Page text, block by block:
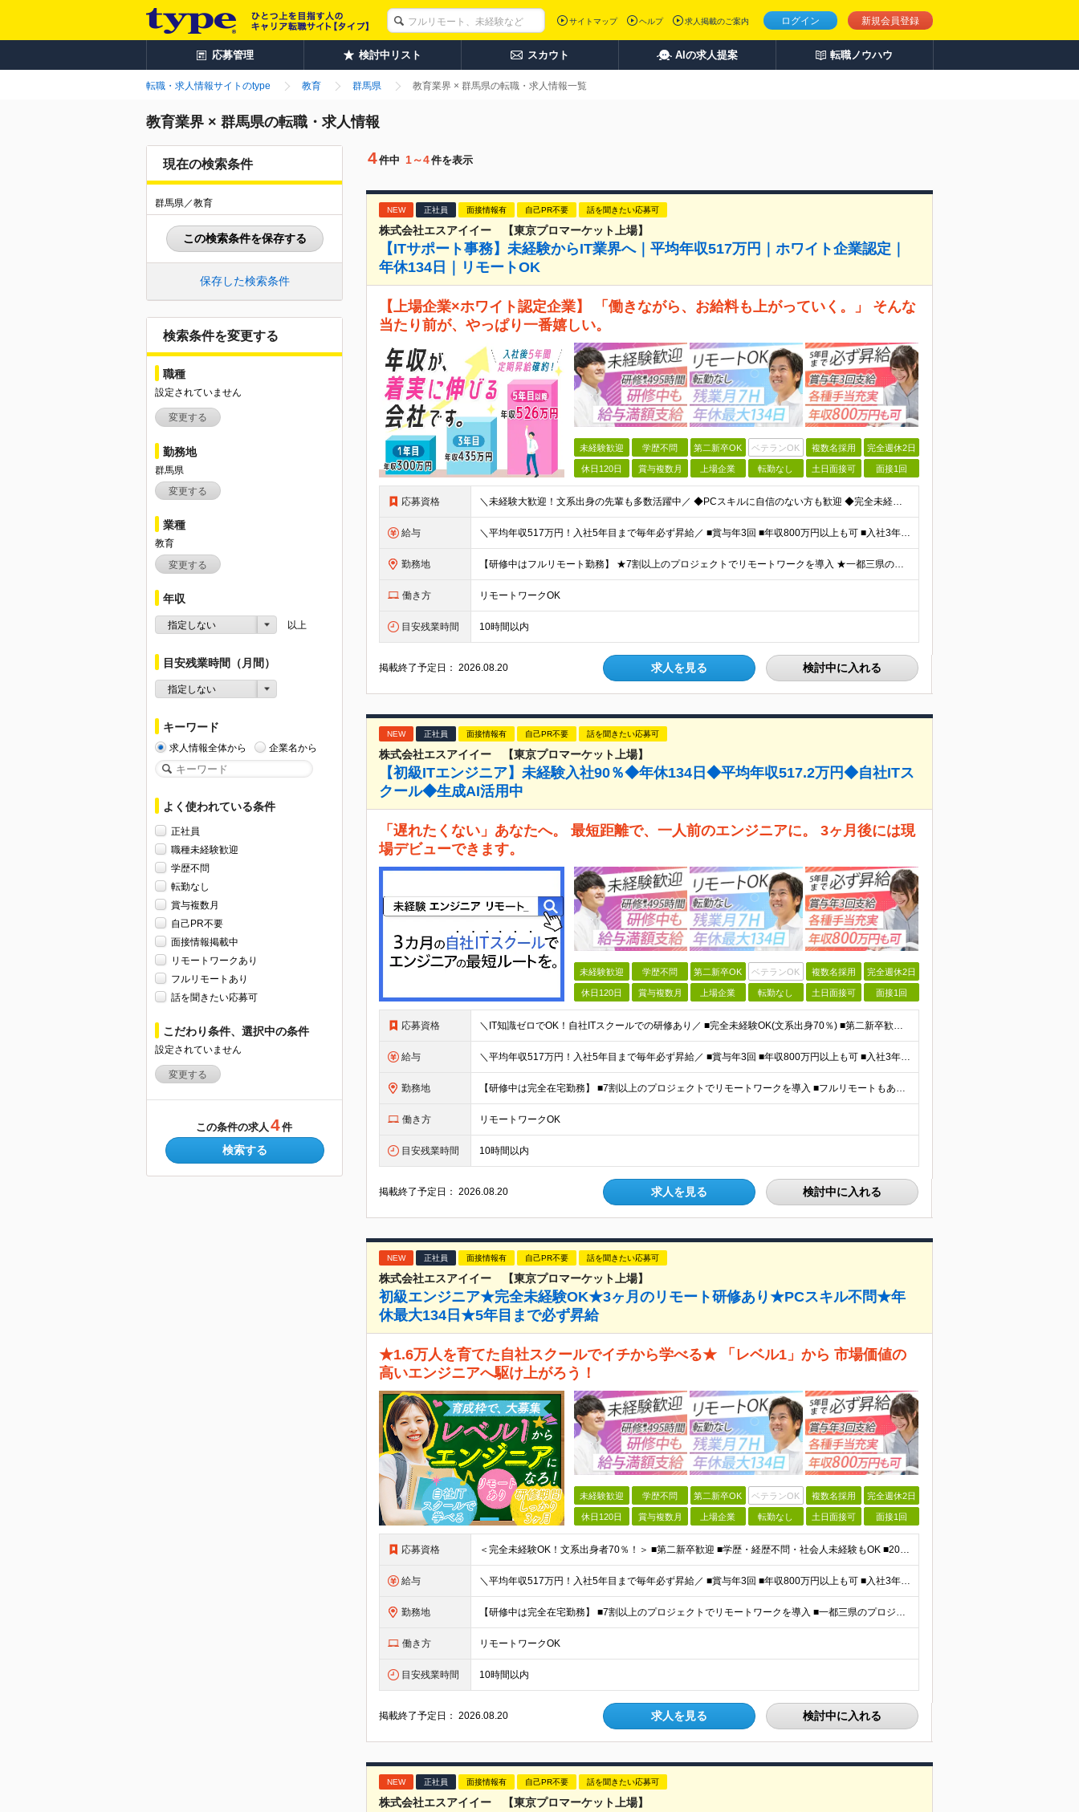
ログイン 新規会員登録
サイトマップ ヘルプ 求人掲載のご案内
応募管理 検討中リスト スカウト AIの求人提案 転職ノウハウ
転職・求人情報サイトのtype 教育 群馬県 教育業界 × 群馬県の転職・求人情報一覧
教育業界 × 群馬県の転職・求人情報
現在の検索条件
群馬県／教育
この検索条件を保存する
保存した検索条件
検索条件を変更する
職種
設定されていません
変更する
勤務地
群馬県
変更する
業種
教育
変更する
年収
指定しない 以上
目安残業時間（月間）
指定しない
キーワード
求人情報全体から 企業名から
よく使われている条件
正社員
職種未経験歓迎
学歴不問
転勤なし
賞与複数月
自己PR不要
面接情報掲載中
リモートワークあり
フルリモートあり
話を聞きたい応募可
こだわり条件、選択中の条件
設定されていません
変更する
この条件の求人 4件
検索する
4件中 1～4件を表示
NEW 正社員 面接情報有 自己PR不要 話を聞きたい応募可
株式会社エスアイイー 【東京プロマーケット上場】
【ITサポート事務】未経験からIT業界へ｜平均年収517万円｜ホワイト企業認定｜
年休134日｜リモートOK
【上場企業×ホワイト認定企業】 「働きながら、お給料も上がっていく。」 そんな
当たり前が、やっぱり一番嬉しい。
未経験歓迎 学歴不問 第二新卒OK ベテランOK 複数名採用 完全週休2日
休日120日 賞与複数月 上場企業 転勤なし 土日面接可 面接1回
応募資格 ＼未経験大歓迎！文系出身の先輩も多数活躍中／ ◆PCスキルに自信のない方も歓迎 ◆完全未経験OK ◆社会人デビューもOK ◆学歴不問 「働きながら少しずつ専門スキルを身につけたい」という意欲重視の採
給与 ＼平均年収517万円！入社5年目まで毎年必ず昇給／ ■賞与年3回 ■年収800万円以上も可 ■入社3年以上の平均年収469.2万円 月給23万2000円以上＋賞与年3回＋各種手当 ☆入社5年目まで最
勤務地 【研修中はフルリモート勤務】 ★7割以上のプロジェクトでリモートワークを導入 ★一都三県のプロジェクト先 ★転居を伴う転勤なし ＜プロジェクト先＞ 東京・神奈川・千葉・埼玉でのプロジェクト先にて勤務
働き方 リモートワークOK
目安残業時間 10時間以内
掲載終了予定日：2026.08.20 求人を見る 検討中に入れる
NEW 正社員 面接情報有 自己PR不要 話を聞きたい応募可
株式会社エスアイイー 【東京プロマーケット上場】
【初級ITエンジニア】未経験入社90％◆年休134日◆平均年収517.2万円◆自社ITス
クール◆生成AI活用中
「遅れたくない」あなたへ。 最短距離で、一人前のエンジニアに。 3ヶ月後には現
場デビューできます。
未経験歓迎 学歴不問 第二新卒OK ベテランOK 複数名採用 完全週休2日
休日120日 賞与複数月 上場企業 転勤なし 土日面接可 面接1回
応募資格 ＼IT知識ゼロでOK！自社ITスクールでの研修あり／ ■完全未経験OK(文系出身70％) ■第二新卒歓迎 ■学歴不問 └社会人未経験の方も歓迎します！ 5名以上の採用を予定しているので、同期と入社も
給与 ＼平均年収517万円！入社5年目まで毎年必ず昇給／ ■賞与年3回 ■年収800万円以上も可 ■入社3年以上の平均年収469.2万円 月給23万2000円以上＋賞与年3回＋各種手当 ☆入社5年目まで最
勤務地 【研修中は完全在宅勤務】 ■7割以上のプロジェクトでリモートワークを導入 ■フルリモートもあり ■一都三県のプロジェクト先 ■転居を伴う転勤なし ＜プロジェクト先＞ 東京・神奈川・千葉・埼玉でのプロ
働き方 リモートワークOK
目安残業時間 10時間以内
掲載終了予定日：2026.08.20 求人を見る 検討中に入れる
NEW 正社員 面接情報有 自己PR不要 話を聞きたい応募可
株式会社エスアイイー 【東京プロマーケット上場】
初級エンジニア★完全未経験OK★3ヶ月のリモート研修あり★PCスキル不問★年
休最大134日★5年目まで必ず昇給
★1.6万人を育てた自社スクールでイチから学べる★ 「レベル1」から 市場価値の
高いエンジニアへ駆け上がろう！
未経験歓迎 学歴不問 第二新卒OK ベテランOK 複数名採用 完全週休2日
休日120日 賞与複数月 上場企業 転勤なし 土日面接可 面接1回
応募資格 ＜完全未経験OK！文系出身者70％！＞ ■第二新卒歓迎 ■学歴・経歴不問・社会人未経験もOK ■20代を中心に活躍中◎ ★☆先輩たちの前職☆★ 元アパレルスタッフや塾講師、介護士、事務、営業など社員
給与 ＼平均年収517万円！入社5年目まで毎年必ず昇給／ ■賞与年3回 ■年収800万円以上も可 ■入社3年以上の平均年収469.2万円 月給23万2000円以上＋賞与年3回＋各種手当 ☆入社5年目まで最
勤務地 【研修中は完全在宅勤務】 ■7割以上のプロジェクトでリモートワークを導入 ■一都三県のプロジェクト先 ■転居を伴う転勤なし ＜プロジェクト先＞ 東京・神奈川・千葉・埼玉でのプロジェクト先にて勤務いた
働き方 リモートワークOK
目安残業時間 10時間以内
掲載終了予定日：2026.08.20 求人を見る 検討中に入れる
NEW 正社員 面接情報有 自己PR不要 話を聞きたい応募可
株式会社エスアイイー 【東京プロマーケット上場】